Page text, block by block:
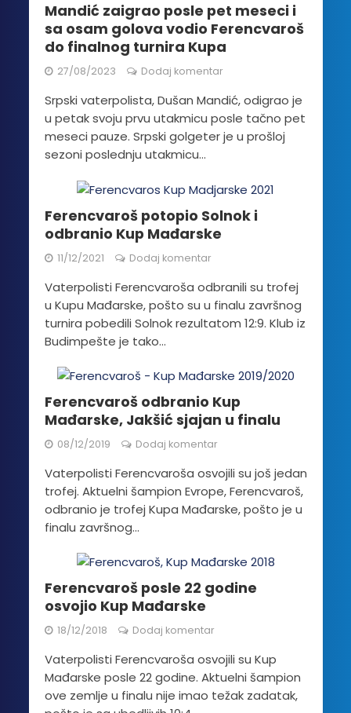
Mandić zaigrao posle pet meseci i
sa osam golova vodio Ferencvaroš
do finalnog turnira Kupa
27/08/2023 Dodaj komentar
Srpski vaterpolista, Dušan Mandić, odigrao je
u petak svoju prvu utakmicu posle tačno pet
meseci pauze. Srpski golgeter je u prošloj
sezoni poslednju utakmicu...
Ferencvaroš potopio Solnok i
odbranio Kup Mađarske
11/12/2021 Dodaj komentar
Vaterpolisti Ferencvaroša odbranili su trofej
u Kupu Mađarske, pošto su u finalu završnog
turnira pobedili Solnok rezultatom 12:9. Klub iz
Budimpešte je tako...
Ferencvaroš odbranio Kup
Mađarske, Jakšić sjajan u finalu
08/12/2019 Dodaj komentar
Vaterpolisti Ferencvaroša osvojili su još jedan
trofej. Aktuelni šampion Evrope, Ferencvaroš,
odbranio je trofej Kupa Mađarske, pošto je u
finalu završnog...
Ferencvaroš posle 22 godine
osvojio Kup Mađarske
18/12/2018 Dodaj komentar
Vaterpolisti Ferencvaroša osvojili su Kup
Mađarske posle 22 godine. Aktuelni šampion
ove zemlje u finalu nije imao težak zadatak,